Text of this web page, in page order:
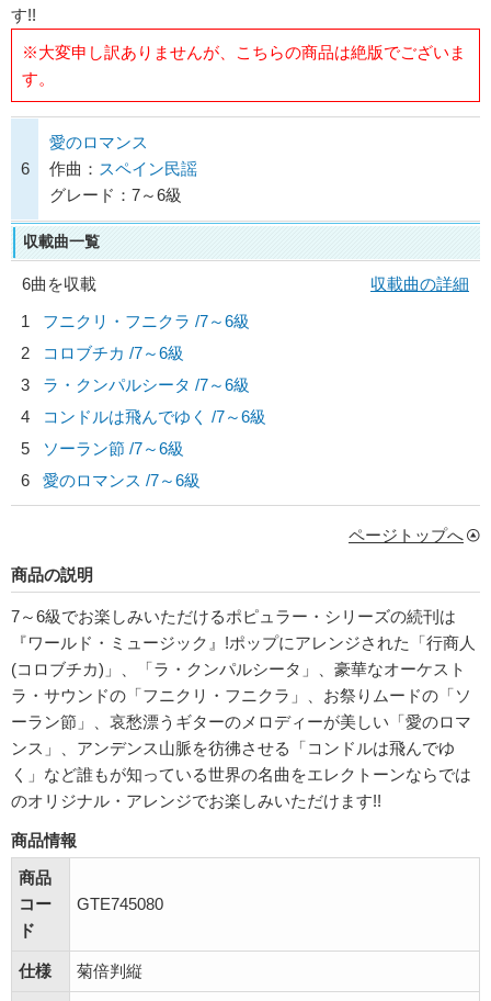
す!!
※大変申し訳ありませんが、こちらの商品は絶版でございま
す。
6
愛のロマンス
作曲： スペイン民謡
グレード：7～6級
収載曲一覧
6曲を収載
収載曲の詳細
1
フニクリ・フニクラ /7～6級
2
コロブチカ /7～6級
3
ラ・クンパルシータ /7～6級
4
コンドルは飛んでゆく /7～6級
5
ソーラン節 /7～6級
6
愛のロマンス /7～6級
ページトップへ
商品の説明
7～6級でお楽しみいただけるポピュラー・シリーズの続刊は
『ワールド・ミュージック』!ポップにアレンジされた「行商人
(コロブチカ)」、「ラ・クンパルシータ」、豪華なオーケスト
ラ・サウンドの「フニクリ・フニクラ」、お祭りムードの「ソ
ーラン節」、哀愁漂うギターのメロディーが美しい「愛のロマ
ンス」、アンデンス山脈を彷彿させる「コンドルは飛んでゆ
く」など誰もが知っている世界の名曲をエレクトーンならでは
のオリジナル・アレンジでお楽しみいただけます!!
商品情報
商品
コー
ド
GTE745080
仕様 菊倍判縦